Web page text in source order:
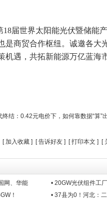
届世界太阳能光伏暨储能
是商贸合作枢纽。诚邀各大
机遇，共拓新能源万亿蓝海
终结：0.42元电价下，如何靠数据“算”
[加入收藏 ] [告诉好友 ] [打印本文 ] [
网、华能
• 20GW光伏组件工
！
• 37县为0！河北：